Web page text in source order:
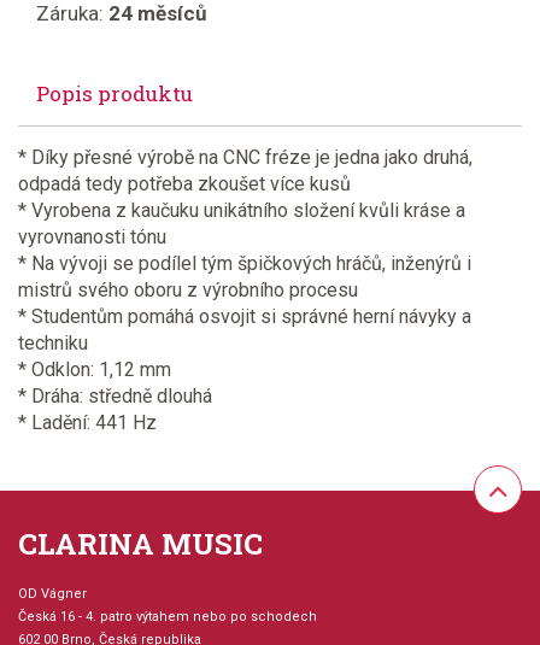
Záruka: 24 měsíců
Popis produktu
* Díky přesné výrobě na CNC fréze je jedna jako druhá,
odpadá tedy potřeba zkoušet více kusů
* Vyrobena z kaučuku unikátního složení kvůli kráse a
vyrovnanosti tónu
* Na vývoji se podílel tým špičkových hráčů, inženýrů i
mistrů svého oboru z výrobního procesu
* Studentům pomáhá osvojit si správné herní návyky a
techniku
* Odklon: 1,12 mm
* Dráha: středně dlouhá
* Ladění: 441 Hz
CLARINA MUSIC
OD Vágner
Česká 16 - 4. patro výtahem nebo po schodech
602 00 Brno, Česká republika